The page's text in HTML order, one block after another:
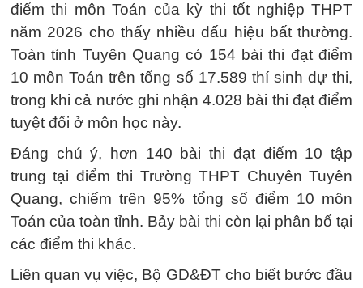
điểm thi môn Toán của kỳ thi tốt nghiệp THPT
năm 2026 cho thấy nhiều dấu hiệu bất thường.
Toàn tỉnh Tuyên Quang có 154 bài thi đạt điểm
10 môn Toán trên tổng số 17.589 thí sinh dự thi,
trong khi cả nước ghi nhận 4.028 bài thi đạt điểm
tuyệt đối ở môn học này.
Đáng chú ý, hơn 140 bài thi đạt điểm 10 tập
trung tại điểm thi Trường THPT Chuyên Tuyên
Quang, chiếm trên 95% tổng số điểm 10 môn
Toán của toàn tỉnh. Bảy bài thi còn lại phân bố tại
các điểm thi khác.
Liên quan vụ việc, Bộ GD&ĐT cho biết bước đầu